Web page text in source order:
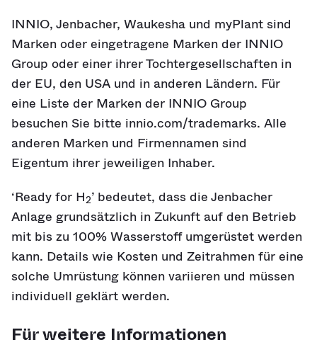
INNIO, Jenbacher, Waukesha und myPlant sind
Marken oder eingetragene Marken der INNIO
Group oder einer ihrer Tochtergesellschaften in
der EU, den USA und in anderen Ländern. Für
eine Liste der Marken der INNIO Group
besuchen Sie bitte innio.com/trademarks. Alle
anderen Marken und Firmennamen sind
Eigentum ihrer jeweiligen Inhaber.
‘Ready for H2’ bedeutet, dass die Jenbacher
Anlage grundsätzlich in Zukunft auf den Betrieb
mit bis zu 100% Wasserstoff umgerüstet werden
kann. Details wie Kosten und Zeitrahmen für eine
solche Umrüstung können variieren und müssen
individuell geklärt werden.
Für weitere Informationen